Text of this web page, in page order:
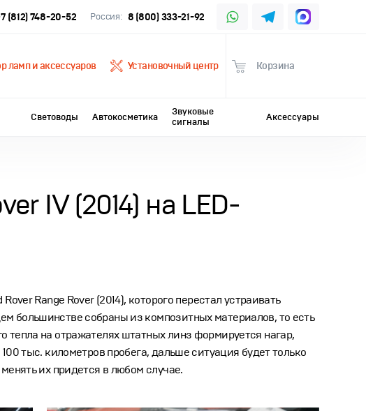
(812) 748-20-52 Россия: 8 (800) 333-21-92
ламп и аксессуаров Установочный центр Корзина
Световоды Автокосметика
Звуковые
сигналы
Аксессуары
IV (2014) на LED-
Range Rover (2014), которого перестал устраивать
большинстве собраны из композитных материалов, то есть
на отражателях штатных линз формируется нагар,
тыс. километров пробега, дальше ситуация будет только
их придется в любом случае.